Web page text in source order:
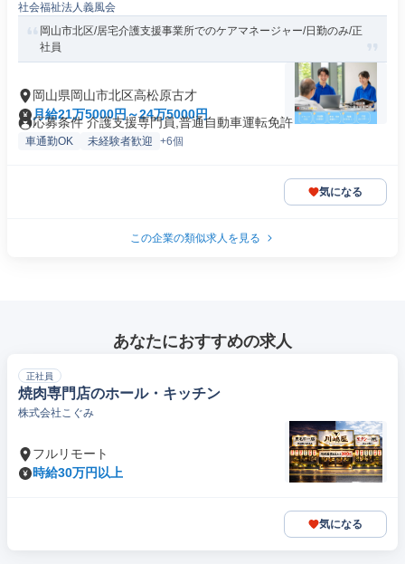
社会福祉法人義風会
岡山市北区/居宅介護支援事業所でのケアマネージャー/日勤のみ/正
社員
岡山県岡山市北区高松原古才
月給21万5000円～24万5000円
応募条件 介護支援専門員,普通自動車運転免許
車通勤OK 未経験者歓迎 +6個
気になる
この企業の類似求人を見る
あなたにおすすめの求人
正社員
焼肉専門店のホール・キッチン
株式会社こぐみ
フルリモート
時給30万円以上
気になる